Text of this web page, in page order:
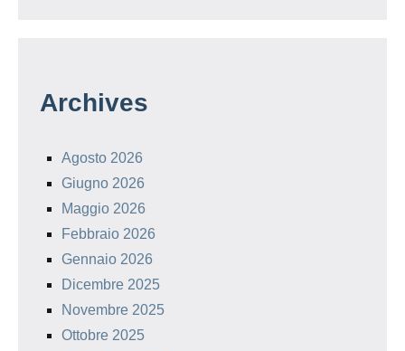
Archives
Agosto 2026
Giugno 2026
Maggio 2026
Febbraio 2026
Gennaio 2026
Dicembre 2025
Novembre 2025
Ottobre 2025